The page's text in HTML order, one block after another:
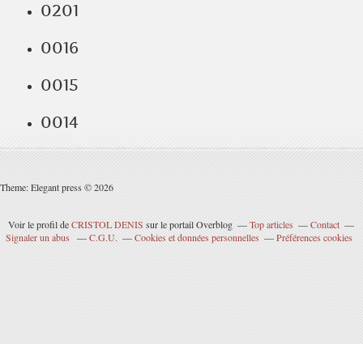
0201
0016
0015
0014
Theme: Elegant press © 2026
Voir le profil deCRISTOL DENIS sur le portail Overblog Top articles
Contact
Signaler un abus
C.G.U. Cookies et données personnelles Préférences cookies